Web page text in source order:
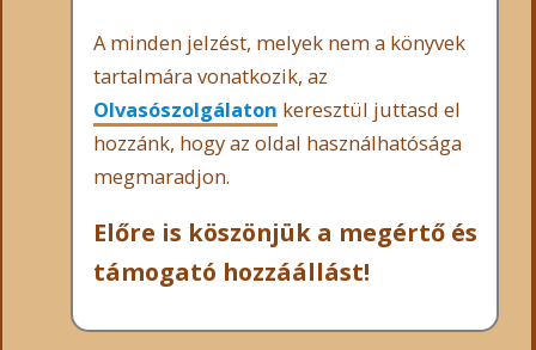
A minden jelzést, melyek nem a könyvek
tartalmára vonatkozik, az
Olvasószolgálaton keresztül juttasd el
hozzánk, hogy az oldal használhatósága
megmaradjon.
Előre is köszönjük a megértő és
támogató hozzáállást!